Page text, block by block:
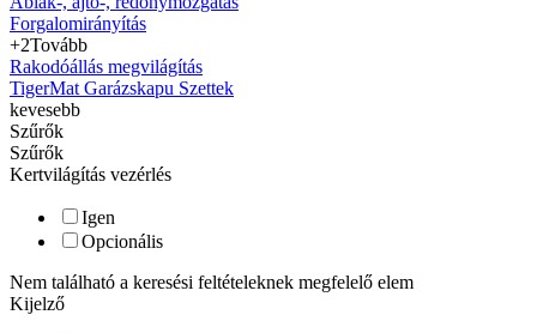
Forgalomirányítás
+2Tovább
Rakodóállás megvilágítás
TigerMat Garázskapu Szettek
kevesebb
Szűrők
Szűrők
Kertvilágítás vezérlés
Igen
Opcionális
Nem található a keresési feltételeknek megfelelő elem
Kijelző